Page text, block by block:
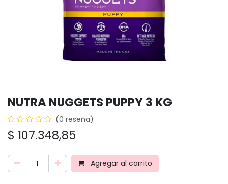
NUTRA NUGGETS PUPPY 3 KG
(0 reseña)
$ 107.348,85
Agregar al carrito